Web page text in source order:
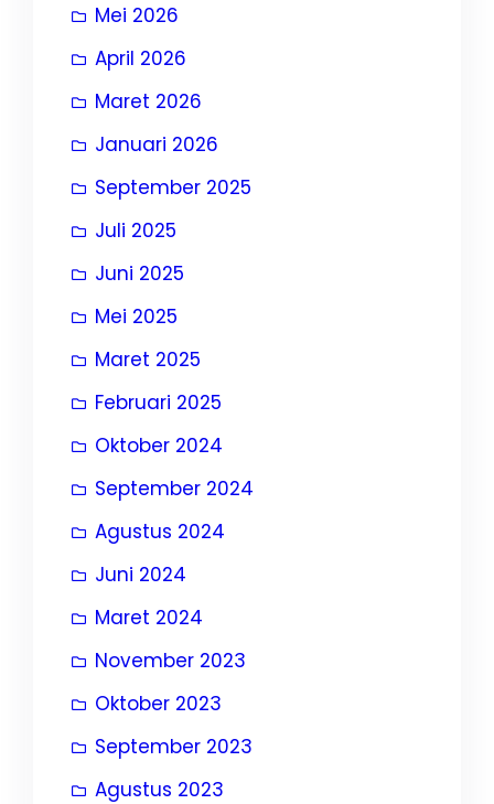
Mei 2026
April 2026
Maret 2026
Januari 2026
September 2025
Juli 2025
Juni 2025
Mei 2025
Maret 2025
Februari 2025
Oktober 2024
September 2024
Agustus 2024
Juni 2024
Maret 2024
November 2023
Oktober 2023
September 2023
Agustus 2023